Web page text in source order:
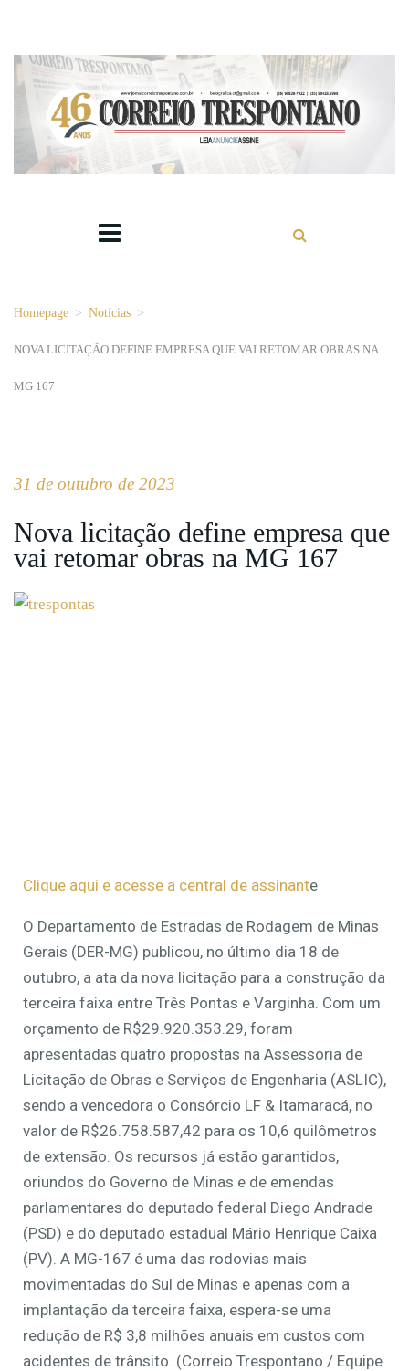
Homepage > Notícias >
NOVA LICITAÇÃO DEFINE EMPRESA QUE VAI RETOMAR OBRAS NA
MG 167
31 de outubro de 2023
Nova licitação define empresa que
vai retomar obras na MG 167
Clique aqui e acesse a central de assinante
O Departamento de Estradas de Rodagem de Minas
Gerais (DER-MG) publicou, no último dia 18 de
outubro, a ata da nova licitação para a construção da
terceira faixa entre Três Pontas e Varginha. Com um
orçamento de R$29.920.353.29, foram
apresentadas quatro propostas na Assessoria de
Licitação de Obras e Serviços de Engenharia (ASLIC),
sendo a vencedora o Consórcio LF & Itamaracá, no
valor de R$26.758.587,42 para os 10,6 quilômetros
de extensão. Os recursos já estão garantidos,
oriundos do Governo de Minas e de emendas
parlamentares do deputado federal Diego Andrade
(PSD) e do deputado estadual Mário Henrique Caixa
(PV). A MG-167 é uma das rodovias mais
movimentadas do Sul de Minas e apenas com a
implantação da terceira faixa, espera-se uma
redução de R$ 3,8 milhões anuais em custos com
acidentes de trânsito. (Correio Trespontano / Equipe